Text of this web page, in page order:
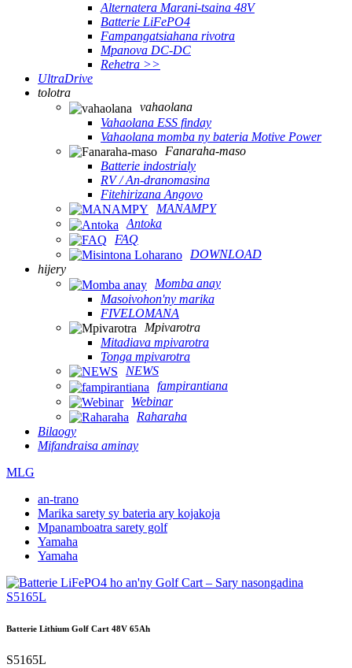
Alternatera Marani-tsaina 48V
Batterie LiFePO4
Fampangatsiahana rivotra
Mpanova DC-DC
Rehetra >>
UltraDrive
tolotra
vahaolana
Vahaolana ESS finday
Vahaolana momba ny bateria Motive Power
Fanaraha-maso
Batterie indostrialy
RV / An-dranomasina
Fitehirizana Angovo
MANAMPY
Antoka
FAQ
DOWNLOAD
hijery
Momba anay
Masoivohon'ny marika
FIVELOMANA
Mpivarotra
Mitadiava mpivarotra
Tonga mpivarotra
NEWS
fampirantiana
Webinar
Raharaha
Bilaogy
Mifandraisa aminay
MLG
an-trano
Marika sarety sy bateria ary kojakoja
Mpanamboatra sarety golf
Yamaha
Yamaha
Batterie Lithium Golf Cart 48V 65Ah
S5165L